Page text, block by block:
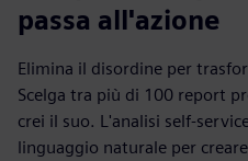
passa all'azione
Elimina il disordine per
Scelga tra più di 100 report
crei il suo. L'analisi self-
linguaggio naturale per